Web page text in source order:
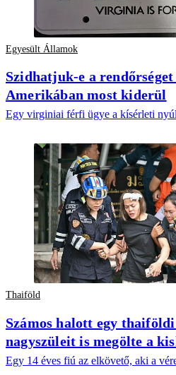
Egyesült Államok
Szidhatjuk-e a
Amerikában most kiderül
Egy virginiai férfi ügye a kísérleti
Thaiföld
Számos halott egy thaiföldi
nagyszüleit is megölte a
Egy 14 éves fiú az elkövető, aki a